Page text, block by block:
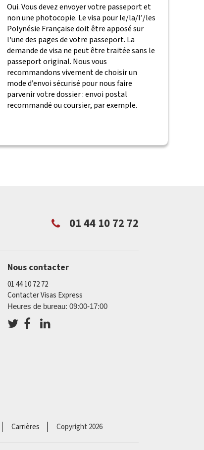
Oui. Vous devez envoyer votre passeport et
non une photocopie. Le visa pour le/la/l’/les
Polynésie Française doit être apposé sur
l'une des pages de votre passeport. La
demande de visa ne peut être traitée sans le
passeport original. Nous vous
recommandons vivement de choisir un
mode d’envoi sécurisé pour nous faire
parvenir votre dossier : envoi postal
recommandé ou coursier, par exemple.
01 44 10 72 72
Nous contacter
01 44 10 72 72
Contacter Visas Express
Heures de bureau: 09:00-17:00
Carrières Copyright 2026